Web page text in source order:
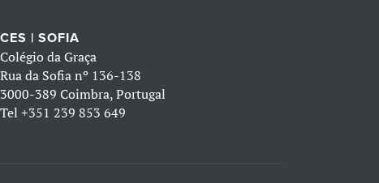
CES | SOFIA
Colégio da Graça
Rua da Sofia nº 136-138
3000-389 Coimbra, Portugal
Tel +351 239 853 649